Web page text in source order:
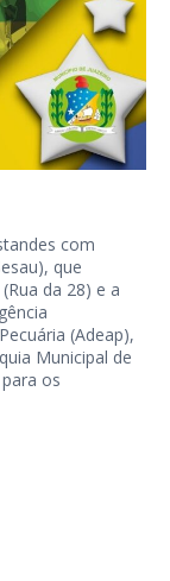
com
que
da 28) e a
(Adeap),
Municipal de
os